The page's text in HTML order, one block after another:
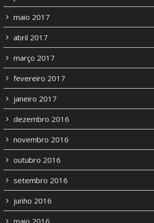
maio 2017
abril 2017
março 2017
fevereiro 2017
janeiro 2017
dezembro 2016
novembro 2016
outubro 2016
setembro 2016
junho 2016